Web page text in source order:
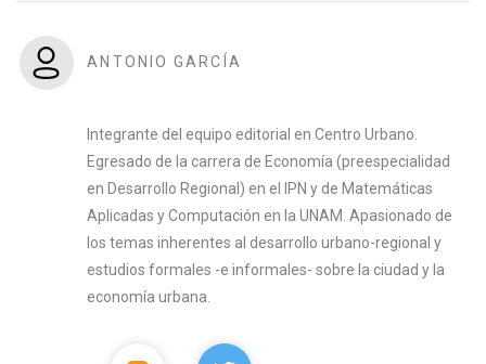
ANTONIO GARCÍA
Integrante del equipo editorial en Centro Urbano.
Egresado de la carrera de Economía (preespecialidad
en Desarrollo Regional) en el IPN y de Matemáticas
Aplicadas y Computación en la UNAM. Apasionado de
los temas inherentes al desarrollo urbano-regional y
estudios formales -e informales- sobre la ciudad y la
economía urbana.